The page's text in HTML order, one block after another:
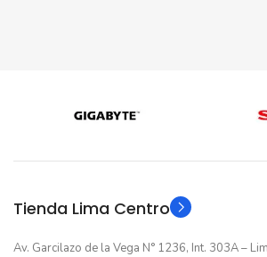
Tienda Lima Centro
Av. Garcilazo de la Vega N° 1236, Int. 303A –